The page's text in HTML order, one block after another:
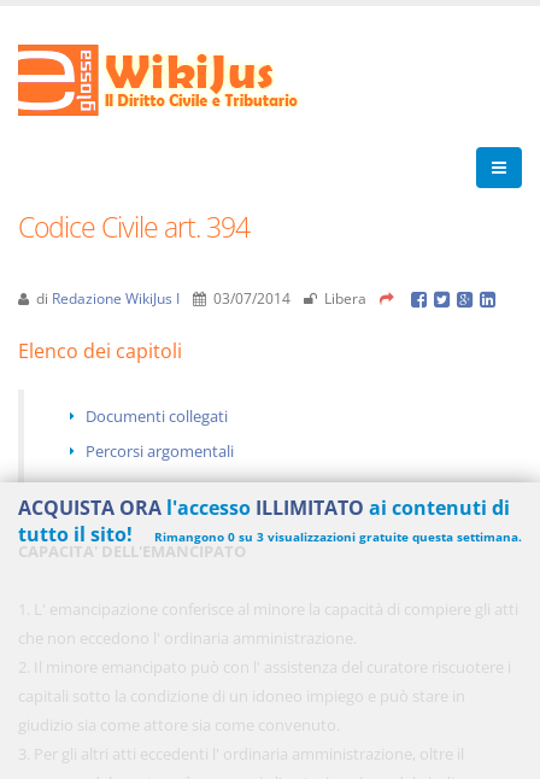
Codice Civile art. 394
di Redazione WikiJus I 03/07/2014 Libera
Elenco dei capitoli
Documenti collegati
Percorsi argomentali
CAPACITA' DELL'EMANCIPATO
1. L' emancipazione conferisce al minore la capacità di compiere gli atti
che non eccedono l' ordinaria amministrazione.
2. Il minore emancipato può con l' assistenza del curatore riscuotere i
capitali sotto la condizione di un idoneo impiego e può stare in
giudizio sia come attore sia come convenuto.
3. Per gli altri atti eccedenti l' ordinaria amministrazione, oltre il
ACQUISTA ORA l'accesso ILLIMITATO ai contenuti di
tutto il sito!
Rimangono 0 su 3 visualizzazioni gratuite questa settimana.
450,00 € ANNUALI
anziché570.00€,risparmi il 21%!
Acquista ora